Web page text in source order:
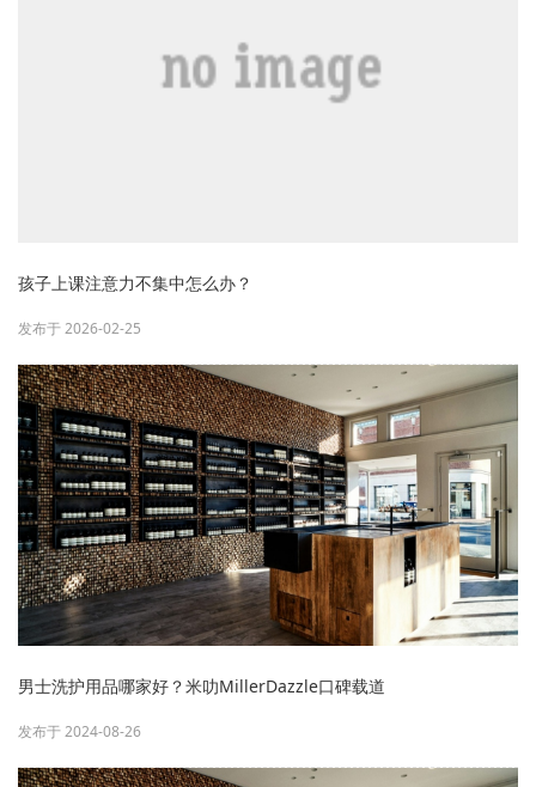
孩子上课注意力不集中怎么办？
发布于 2026-02-25
男士洗护用品哪家好？米叻MillerDazzle口碑载道
发布于 2024-08-26